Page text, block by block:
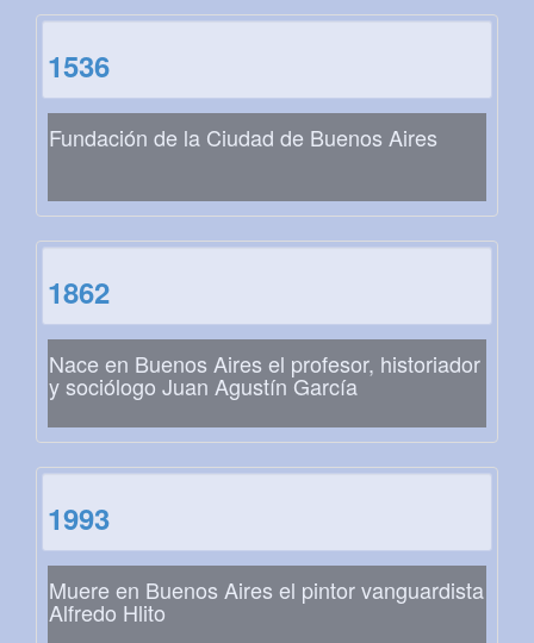
1536
Fundación de la Ciudad de Buenos Aires
1862
Nace en Buenos Aires el profesor, historiador
y sociólogo Juan Agustín García
1993
Muere en Buenos Aires el pintor vanguardista
Alfredo Hlito